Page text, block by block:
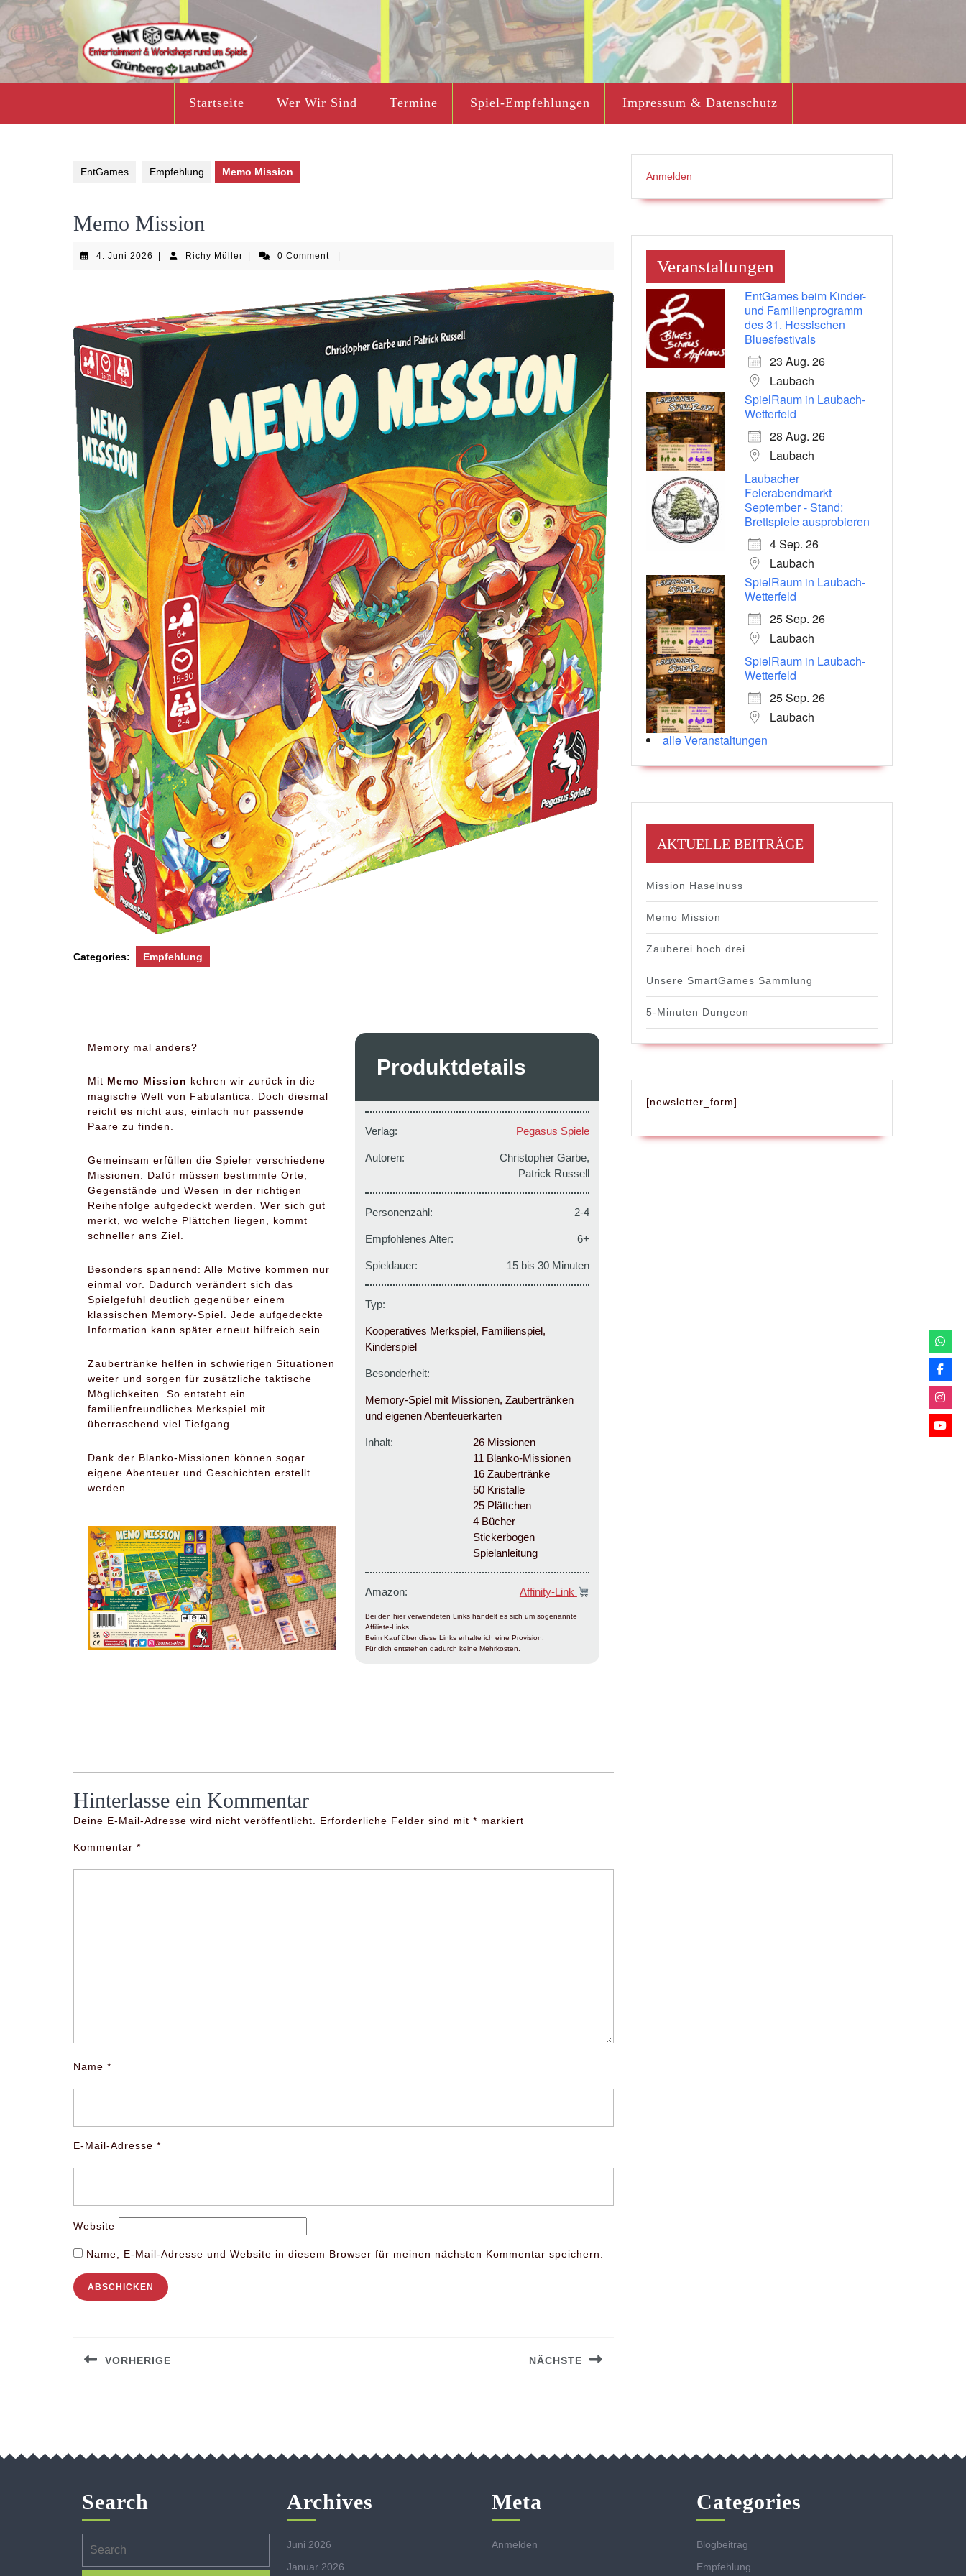
Skip
to
content
Startseite Wer Wir Sind Termine Spiel-Empfehlungen Impressum & Datenschutz
EntGames Empfehlung Memo Mission
Memo Mission
4. Juni 2026 4.
Richy MüllerRichy
0 Comment
Categories: Empfehlung
Memory mal anders?
Mit Memo Mission kehren wir zurück in die
magische Welt von Fabulantica. Doch diesmal
reicht es nicht aus, einfach nur passende
Paare zu finden.
Gemeinsam erfüllen die Spieler verschiedene
Missionen. Dafür müssen bestimmte Orte,
Gegenstände und Wesen in der richtigen
Reihenfolge aufgedeckt werden. Wer sich gut
merkt, wo welche Plättchen liegen, kommt
schneller ans Ziel.
Besonders spannend: Alle Motive kommen nur
einmal vor. Dadurch verändert sich das
Spielgefühl deutlich gegenüber einem
klassischen Memory-Spiel. Jede aufgedeckte
Information kann später erneut hilfreich sein.
Zaubertränke helfen in schwierigen Situationen
weiter und sorgen für zusätzliche taktische
Möglichkeiten. So entsteht ein
familienfreundliches Merkspiel mit
überraschend viel Tiefgang.
Dank der Blanko-Missionen können sogar
eigene Abenteuer und Geschichten erstellt
werden.
Produktdetails
Verlag: Pegasus Spiele
Autoren:
Christopher Garbe,
Patrick Russell
Personenzahl: 2-4
Empfohlenes Alter: 6+
Spieldauer: 15 bis 30 Minuten
Typ:
Kooperatives Merkspiel, Familienspiel,
Kinderspiel
Besonderheit:
Memory-Spiel mit Missionen, Zaubertränken
und eigenen Abenteuerkarten
Inhalt:
26 Missionen
11 Blanko-Missionen
16 Zaubertränke
50 Kristalle
25 Plättchen
4 Bücher
Stickerbogen
Spielanleitung
Amazon: Affinity-Link
Bei den hier verwendeten Links handelt es sich um sogenannte
Affiliate-Links.
Beim Kauf über diese Links erhalte ich eine Provision.
Für dich entstehen dadurch keine Mehrkosten.
Hinterlasse ein Kommentar
Deine E-Mail-Adresse wird nicht veröffentlicht. Erforderliche Felder sind mit * markiert
Kommentar *
Name *
E-Mail-Adresse *
Website
Name, E-Mail-Adresse und Website in diesem Browser für meinen nächsten Kommentar speichern.
VORHERIGE NÄCHSTE
Anmelden
Veranstaltungen
EntGames beim Kinder-
und Familienprogramm
des 31. Hessischen
Bluesfestivals
23 Aug. 26
Laubach
SpielRaum in Laubach-
Wetterfeld
28 Aug. 26
Laubach
Laubacher
Feierabendmarkt
September - Stand:
Brettspiele ausprobieren
4 Sep. 26
Laubach
SpielRaum in Laubach-
Wetterfeld
25 Sep. 26
Laubach
SpielRaum in Laubach-
Wetterfeld
25 Sep. 26
Laubach
alle Veranstaltungen
AKTUELLE BEITRÄGE
Mission Haselnuss
Memo Mission
Zauberei hoch drei
Unsere SmartGames Sammlung
5-Minuten Dungeon
[newsletter_form]
Search
for:
Archives
Juni 2026
Januar 2026
Meta
Anmelden
Categories
Blogbeitrag
Empfehlung